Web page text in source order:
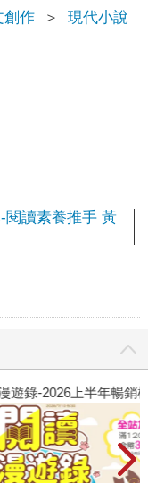
創作 ＞ 現代小說
閱讀素養推手 黃
飢